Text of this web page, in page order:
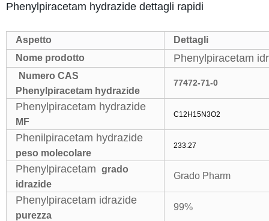
Phenylpiracetam hydrazide dettagli rapidi
Aspetto
Dettagli
Nome prodotto
Phenylpiracetam
Numero CAS
Phenylpiracetam hydrazide
77472-71-0
Phenylpiracetam hydrazide
MF
C12H15N3O2
Phenilpiracetam hydrazide
peso molecolare
233.27
Phenylpiracetam grado
idrazide
Grado Pharm
Phenylpiracetam idrazide
purezza
99%